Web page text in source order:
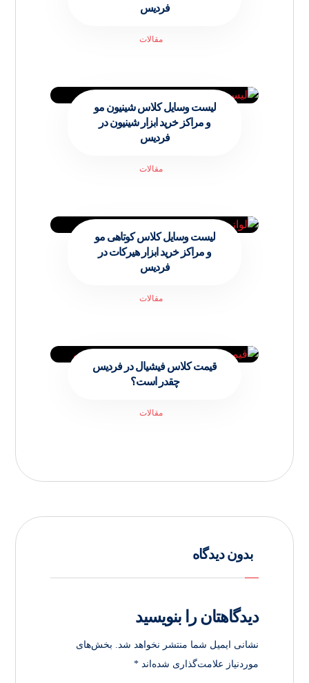
فردیس
مقالات
لیست وسایل کلاس شینیون مو
و مراکز خرید ابزار شینیون در
فردیس
مقالات
لیست وسایل کلاس کوتاهی مو
و مراکز خرید ابزار هیرکات در
فردیس
مقالات
قیمت کلاس فیشیال در فردیس
چقدر است؟
مقالات
بدون دیدگاه
دیدگاهتان را بنویسید
نشانی ایمیل شما منتشر نخواهد شد. بخش‌های
موردنیاز علامت‌گذاری شده‌اند*